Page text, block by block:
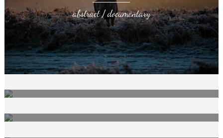
abstract / documentary
CAPTURING LIFE